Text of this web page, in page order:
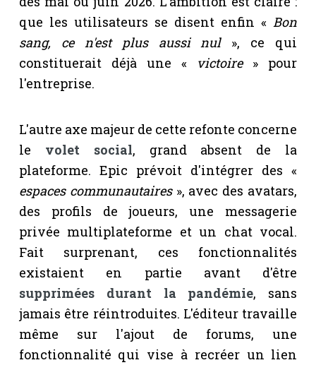
que les utilisateurs se disent enfin «Bon
sang, ce n'est plus aussi nul», ce qui
constituerait déjà une « victoire» pour
l'entreprise.
L'autre axe majeur de cette refonte concerne
le volet social, grand absent de la
plateforme. Epic prévoit d'intégrer des «
espaces communautaires», avec des avatars,
des profils de joueurs, une messagerie
privée multiplateforme et un chat vocal.
Fait surprenant, ces fonctionnalités
existaient en partie avant d'être
supprimées durant la pandémie, sans
jamais être réintroduites. L'éditeur travaille
même sur l'ajout de forums, une
fonctionnalité qui vise à recréer un lien